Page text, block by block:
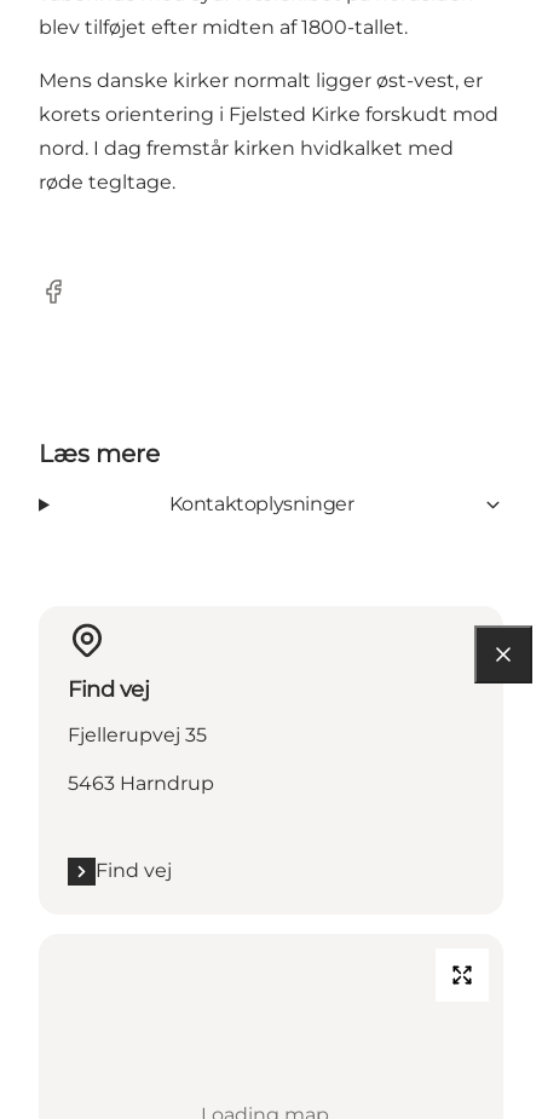
blev tilføjet efter midten af 1800-tallet.
Mens danske kirker normalt ligger øst-vest, er
korets orientering i Fjelsted Kirke forskudt mod
nord. I dag fremstår kirken hvidkalket med
røde tegltage.
Facebook
Læs mere
Kontaktoplysninger
Find vej
Fjellerupvej 35
5463 Harndrup
Find vej